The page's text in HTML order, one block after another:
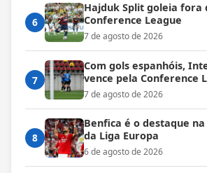
6
Hajduk Split goleia fora
Conference League
7 de agosto de 2026
7
Com gols espanhóis,
vence pela Conference
7 de agosto de 2026
8
Benfica é o destaque na
da Liga Europa
6 de agosto de 2026